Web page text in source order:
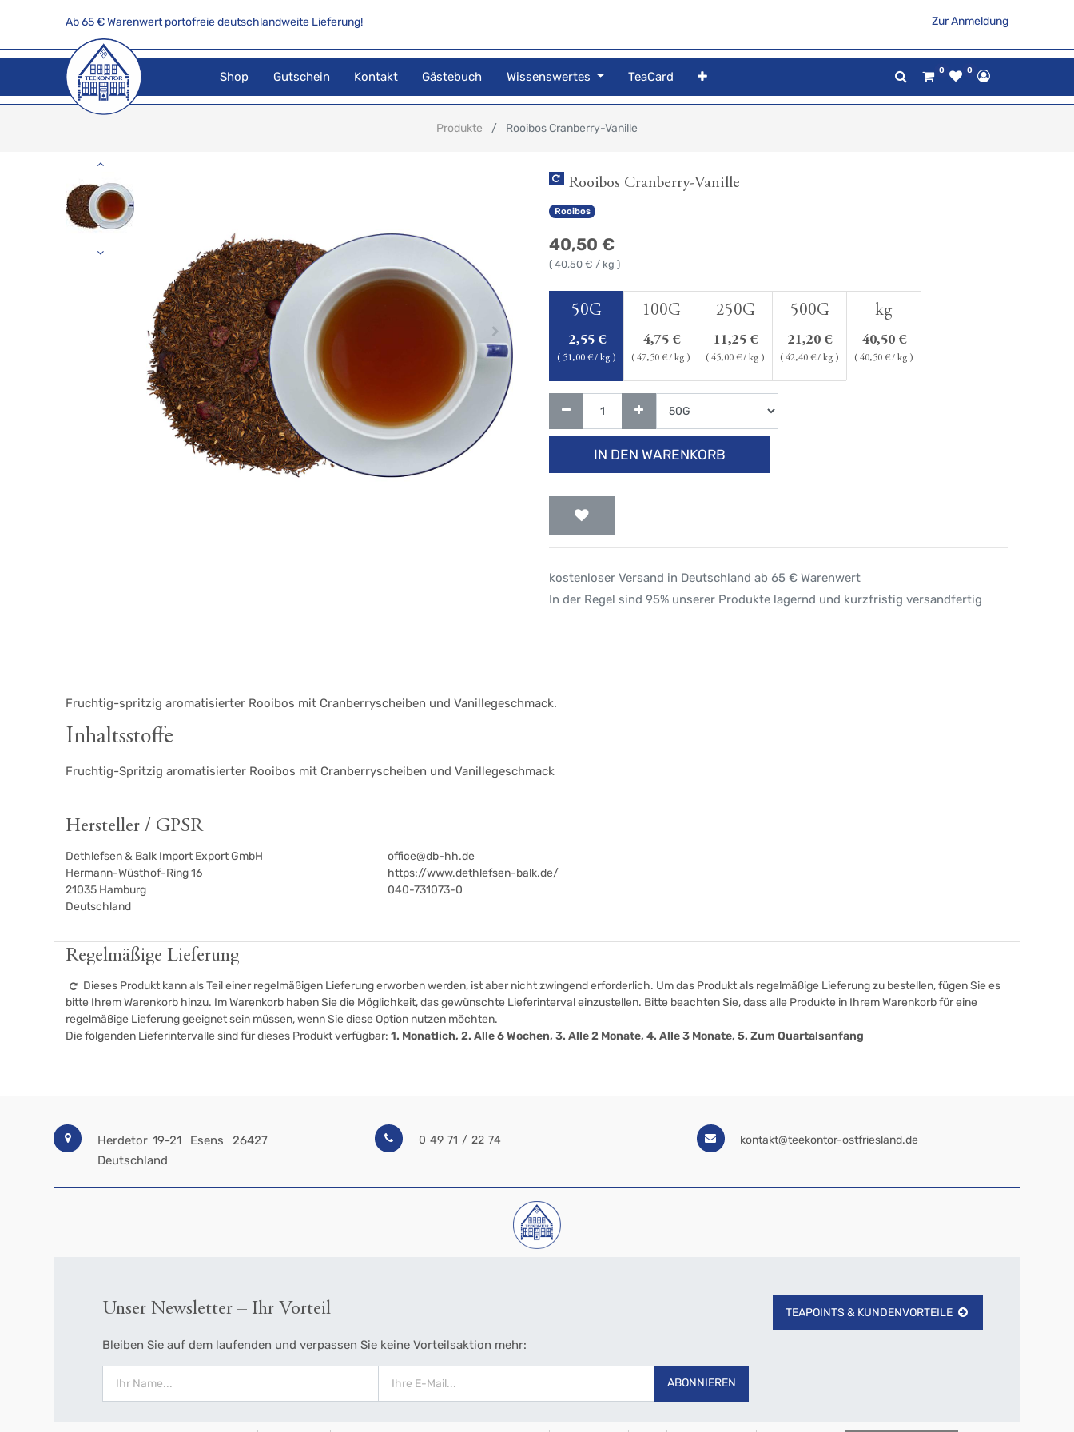
Ab 65 € Warenwert portofreie deutschlandweite Lieferung! Zur Anmeldung
Shop Gutschein Kontakt Gästebuch Wissenswertes TeaCard 0 0
Produkte Rooibos Cranberry-Vanille
Rooibos Cranberry-Vanille
Rooibos
40,50 €
( 40,50 € / kg )
50G
2,55€
( 51,00 € / kg )
100G
4,75€
( 47,50 € / kg )
250G
11,25 €
( 45,00 € / kg )
500G
21,20 €
( 42,40 € / kg )
kg
40,50 €
( 40,50 € / kg )
IN DEN WARENKORB
kostenloser Versand in Deutschland ab 65 € Warenwert
In der Regel sind 95% unserer Produkte lagernd und kurzfristig versandfertig
Fruchtig-spritzig aromatisierter Rooibos mit Cranberryscheiben und Vanillegeschmack.
Inhaltsstoffe
Fruchtig-Spritzig aromatisierter Rooibos mit Cranberryscheiben und Vanillegeschmack
Hersteller / GPSR
Dethlefsen & Balk Import Export GmbH
Hermann-Wüsthof-Ring 16
21035 Hamburg
Deutschland
office@db-hh.de
https://www.dethlefsen-balk.de/
040-731073-0
Regelmäßige Lieferung
Dieses Produkt kann als Teil einer regelmäßigen Lieferung erworben werden, ist aber nicht zwingend erforderlich. Um das Produkt als regelmäßige Lieferung zu bestellen, fügen Sie es
bitte Ihrem Warenkorb hinzu. Im Warenkorb haben Sie die Möglichkeit, das gewünschte Lieferinterval einzustellen. Bitte beachten Sie, dass alle Produkte in Ihrem Warenkorb für eine
regelmäßige Lieferung geeignet sein müssen, wenn Sie diese Option nutzen möchten.
Die folgenden Lieferintervalle sind für dieses Produkt verfügbar:1. Monatlich, 2. Alle 6 Wochen, 3. Alle 2 Monate, 4. Alle 3 Monate, 5. Zum Quartalsanfang
Herdetor 19-21 Esens
26427
Deutschland
0 49 71 / 22 74 kontakt@teekontor-ostfriesland.de
Unser Newsletter – Ihr Vorteil
Bleiben Sie auf dem laufenden und verpassen Sie keine Vorteilsaktion mehr:
ABONNIEREN
TEAPOINTS & KUNDENVORTEILE